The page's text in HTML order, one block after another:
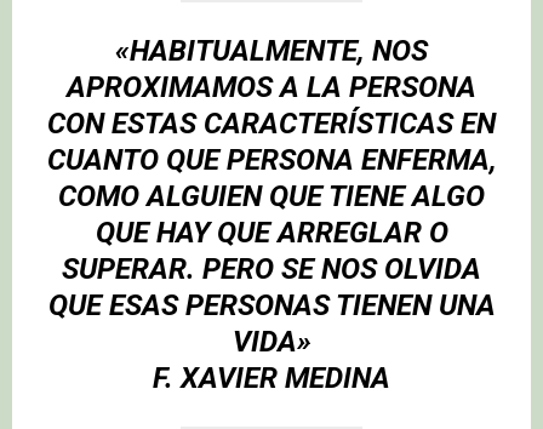
«HABITUALMENTE, NOS
APROXIMAMOS A LA PERSONA
CON ESTAS CARACTERÍSTICAS EN
CUANTO QUE PERSONA ENFERMA,
COMO ALGUIEN QUE TIENE ALGO
QUE HAY QUE ARREGLAR O
SUPERAR. PERO SE NOS OLVIDA
QUE ESAS PERSONAS TIENEN UNA
VIDA»
F. XAVIER MEDINA